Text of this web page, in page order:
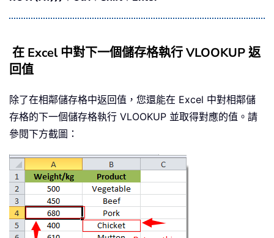
在 Excel 中對下一個儲存格執行 VLOOKUP 返
回值
除了在相鄰儲存格中返回值，您還能在 Excel 中對相鄰儲
存格的下一個儲存格執行 VLOOKUP 並取得對應的值。請
參閱下方截圖：